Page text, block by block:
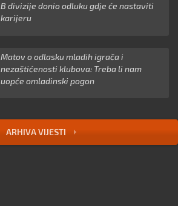
B divizije donio odluku gdje će nastaviti
karijeru
Matov o odlasku mladih igrača i
nezaštićenosti klubova: Treba li nam
uopće omladinski pogon
ARHIVA VIJESTI